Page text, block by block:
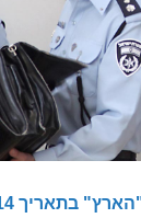
בתאריך 10.2.2014